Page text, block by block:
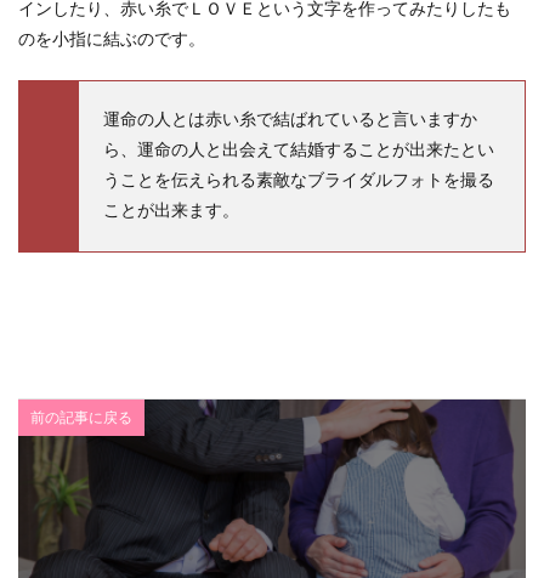
インしたり、赤い糸でＬＯＶＥという文字を作ってみたりしたも
のを小指に結ぶのです。
運命の人とは赤い糸で結ばれていると言いますか
ら、運命の人と出会えて結婚することが出来たとい
うことを伝えられる素敵なブライダルフォトを撮る
ことが出来ます。
前の記事に戻る